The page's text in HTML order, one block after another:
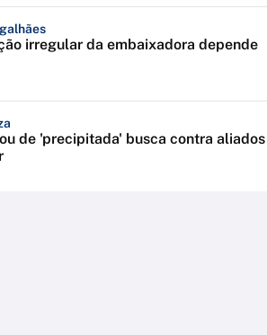
irregular da embaixadora depende
de 'precipitada' busca contra aliados